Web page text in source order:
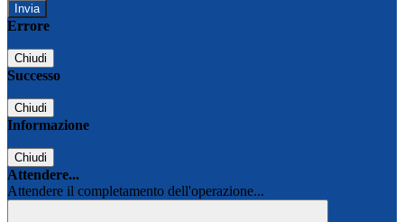
Errore
Chiudi
Successo
Chiudi
Informazione
Chiudi
Attendere...
Attendere il completamento dell'operazione...